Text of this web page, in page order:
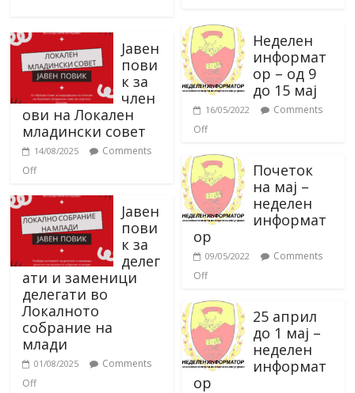
Јавен
пови
к за
член
ови на Локален
младински совет
14/08/2025
Comments
Off
Јавен
пови
к за
делег
ати и заменици
делегати во
Локалното
собрание на
млади
01/08/2025
Comments
Off
Неделен
информат
ор – од 9
до 15 мај
16/05/2022
Comments
Off
Почеток
на мај –
неделен
информат
ор
09/05/2022
Comments
Off
25 април
до 1 мај –
неделен
информат
ор